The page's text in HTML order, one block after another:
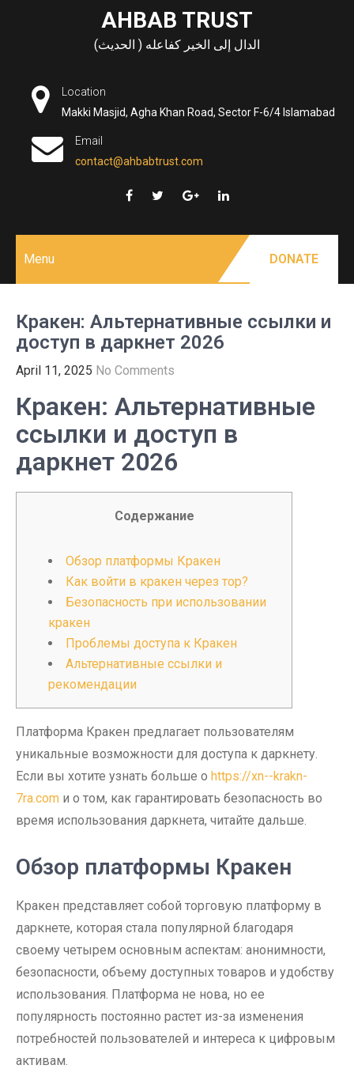
AHBAB TRUST
الدال إلى الخير كفاعله ( الحديث)
Location
Makki Masjid, Agha Khan Road, Sector F-6/4 Islamabad
Email
contact@ahbabtrust.com
Menu DONATE
Кракен: Альтернативные ссылки и
доступ в даркнет 2026
April 11, 2025 No Comments
Кракен: Альтернативные
ссылки и доступ в
даркнет 2026
Содержание
Обзор платформы Кракен
Как войти в кракен через тор?
Безопасность при использовании
кракен
Проблемы доступа к Кракен
Альтернативные ссылки и
рекомендации
Платформа Кракен предлагает пользователям
уникальные возможности для доступа к даркнету.
Если вы хотите узнать больше о https://xn--krakn-
7ra.com и о том, как гарантировать безопасность во
время использования даркнета, читайте дальше.
Обзор платформы Кракен
Кракен представляет собой торговую платформу в
даркнете, которая стала популярной благодаря
своему четырем основным аспектам: анонимности,
безопасности, объему доступных товаров и удобству
использования. Платформа не нова, но ее
популярность постоянно растет из-за изменения
потребностей пользователей и интереса к цифровым
активам.